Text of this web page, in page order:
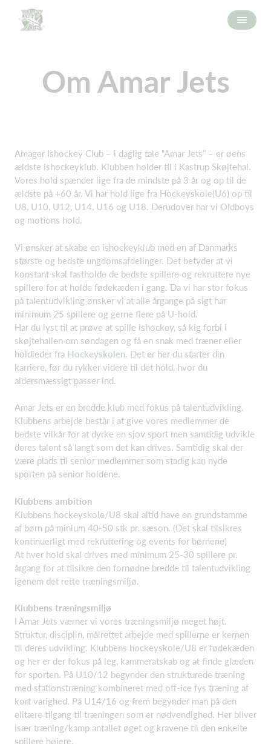
Om Amar Jets
Amager Ishockey Club – i daglig tale “Amar Jets” – er øens
ældste ishockeyklub. Klubben holder til i Kastrup Skøjtehal.
Vores hold spænder lige fra de mindste på 3 år og op til de
ældste på +60 år. Vi har hold lige fra Hockeyskole(U6) op til
U8, U10, U12, U14, U16 og U18. Derudover har vi Oldboys
og motions hold.
Vi ønsker at skabe en ishockeyklub med en af Danmarks
største og bedste ungdomsafdelinger. Det betyder at vi
konstant skal fastholde de bedste spillere og rekruttere nye
spillere for at holde fødekæden i gang. Da vi har stor fokus
på talentudvikling ønsker vi at alle årgange på sigt har
minimum 25 spillere og gerne flere på U-hold.
Har du lyst til at prøve at spille ishockey, så kig forbi i
skøjtehallen om søndagen og få en snak med træner eller
holdleder fra Hockeyskolen . Det er her du starter din
karriere, før du rykker videre til det hold, hvor du
aldersmæssigt passer ind.
Amar Jets er en bredde klub med fokus på talentudvikling.
Klubbens arbejde består i at give vores medlemmer de
bedste vilkår for at dyrke en sjov sport men samtidig udvikle
deres talent så langt som det kan drives. Samtidig skal der
være plads til senior medlemmer som stadig kan nyde
sporten på senior holdene.
Klubbens ambition
Klubbens hockeyskole/U8 skal altid have en grundstamme
af børn på minium 40-50 stk pr. sæson. (Det skal tilsikres
kontinuerligt med rekruttering og events for børnene)
At hver hold skal drives med minimum 25-30 spillere pr.
årgang for at tilsikre den fornødne bredde til talentudvikling
igenem det rette træningsmiljø.
Klubbens træningsmiljø
I Amar Jets værner vi vores træningsmiljø meget højt.
Struktur, disciplin, målrettet arbejde med spillerne er kernen
til deres udvikling. Klubbens hockeyskole/U8 er fødekæden
og her er der fokus på leg, kammeratskab og at finde glæden
for sporten. På U10/12 begynder den strukturede træning
med stationstræning kombineret med off-ice fys træning af
kort varighed. På U14/16 og frem begynder man på den
elitære tilgang til træningen som er nødvendighed. Her bliver
især træning/kamp antallet øget og kravene til den enkelte
spillere højere.